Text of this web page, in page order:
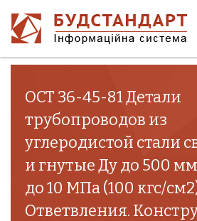
ОСТ 36-45-81 Детали
трубопроводов из
углеродистой стали
и гнутые Ду до 500
до 10 МПа (100 кгс/
Ответвления.